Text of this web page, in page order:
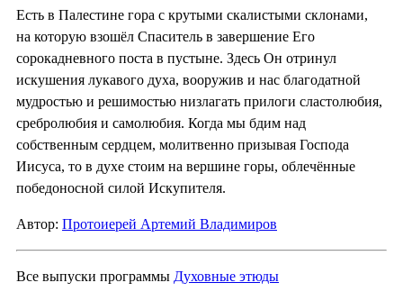
Есть в Палестине гора с крутыми скалистыми склонами,
на которую взошёл Спаситель в завершение Его
сорокадневного поста в пустыне. Здесь Он отринул
искушения лукавого духа, вооружив и нас благодатной
мудростью и решимостью низлагать прилоги сластолюбия,
сребролюбия и самолюбия. Когда мы бдим над
собственным сердцем, молитвенно призывая Господа
Иисуса, то в духе стоим на вершине горы, облечённые
победоносной силой Искупителя.
Автор: Протоиерей Артемий Владимиров
Все выпуски программы Духовные этюды